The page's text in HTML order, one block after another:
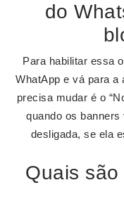
do
Para habilitar essa
WhatApp e vá para
precisa mudar é o
quando os
desligada, se ela
Quais